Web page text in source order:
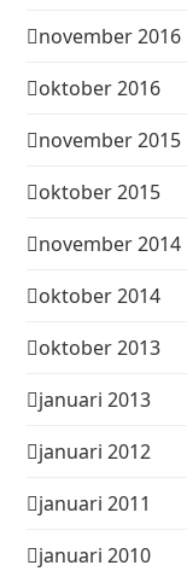
november 2016
oktober 2016
november 2015
oktober 2015
november 2014
oktober 2014
oktober 2013
januari 2013
januari 2012
januari 2011
januari 2010